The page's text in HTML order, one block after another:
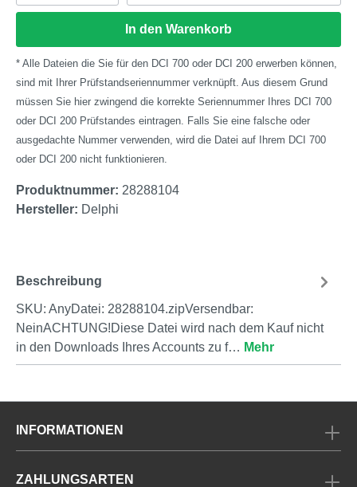
In den Warenkorb
* Alle Dateien die Sie für den DCI 700 oder DCI 200 erwerben können,
sind mit Ihrer Prüfstandseriennummer verknüpft. Aus diesem Grund
müssen Sie hier zwingend die korrekte Seriennummer Ihres DCI 700
oder DCI 200 Prüfstandes eintragen. Falls Sie eine falsche oder
ausgedachte Nummer verwenden, wird die Datei auf Ihrem DCI 700
oder DCI 200 nicht funktionieren.
Produktnummer: 28288104
Hersteller: Delphi
Beschreibung
SKU: AnyDatei: 28288104.zipVersendbar:
NeinACHTUNG!Diese Datei wird nach dem Kauf nicht
in den Downloads Ihres Accounts zu f… Mehr
INFORMATIONEN
ZAHLUNGSARTEN